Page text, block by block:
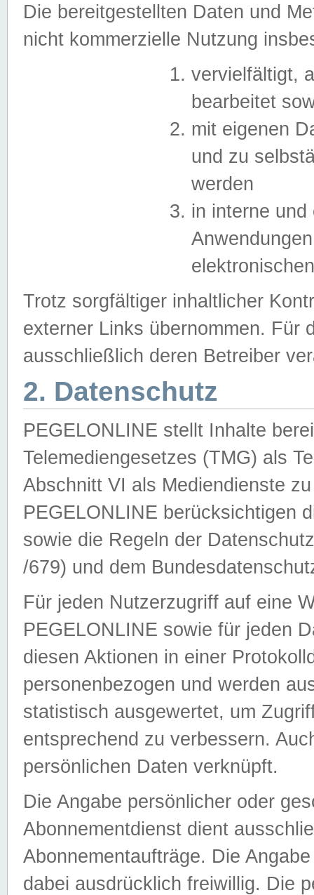
Die bereitgestellten Daten und
nicht kommerzielle Nutzung
vervielfältigt,
bearbeitet
mit eigenen
und zu
werden
in interne
Trotz sorgfältiger inhaltlicher
externer Links übernommen. Für
ausschließlich deren Betreiber
2. Datenschutz
PEGELONLINE stellt Inhalte
Telemediengesetzes (TMG) als
Abschnitt VI als Mediendienste
PEGELONLINE berücksichtigen
sowie die Regeln der
/679) und dem
Für jeden Nutzerzugriff auf eine
PEGELONLINE sowie für jeden
diesen Aktionen in einer
personenbezogen und werden
statistisch ausgewertet, um
entsprechend zu verbessern.
persönlichen Daten verknüpft.
Die Angabe persönlicher oder
Abonnementdienst dient
Abonnementaufträge. Die
dabei ausdrücklich freiwillig. Die